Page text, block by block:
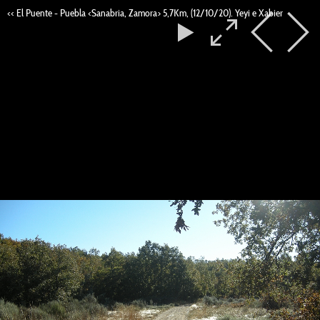
<< El Puente - Puebla <Sanabria, Zamora> 5,7Km, (12/10/20). Yeyi e Xabier